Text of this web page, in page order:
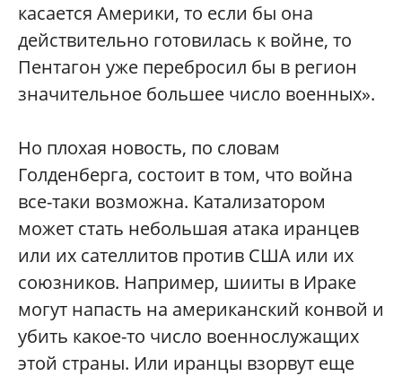
касается Америки, то если бы она
действительно готовилась к войне, то
Пентагон уже перебросил бы в регион
значительное большее число военных».
Но плохая новость, по словам
Голденберга, состоит в том, что война
все-таки возможна. Катализатором
может стать небольшая атака иранцев
или их сателлитов против США или их
союзников. Например, шииты в Ираке
могут напасть на американский конвой и
убить какое-то число военнослужащих
этой страны. Или иранцы взорвут еще